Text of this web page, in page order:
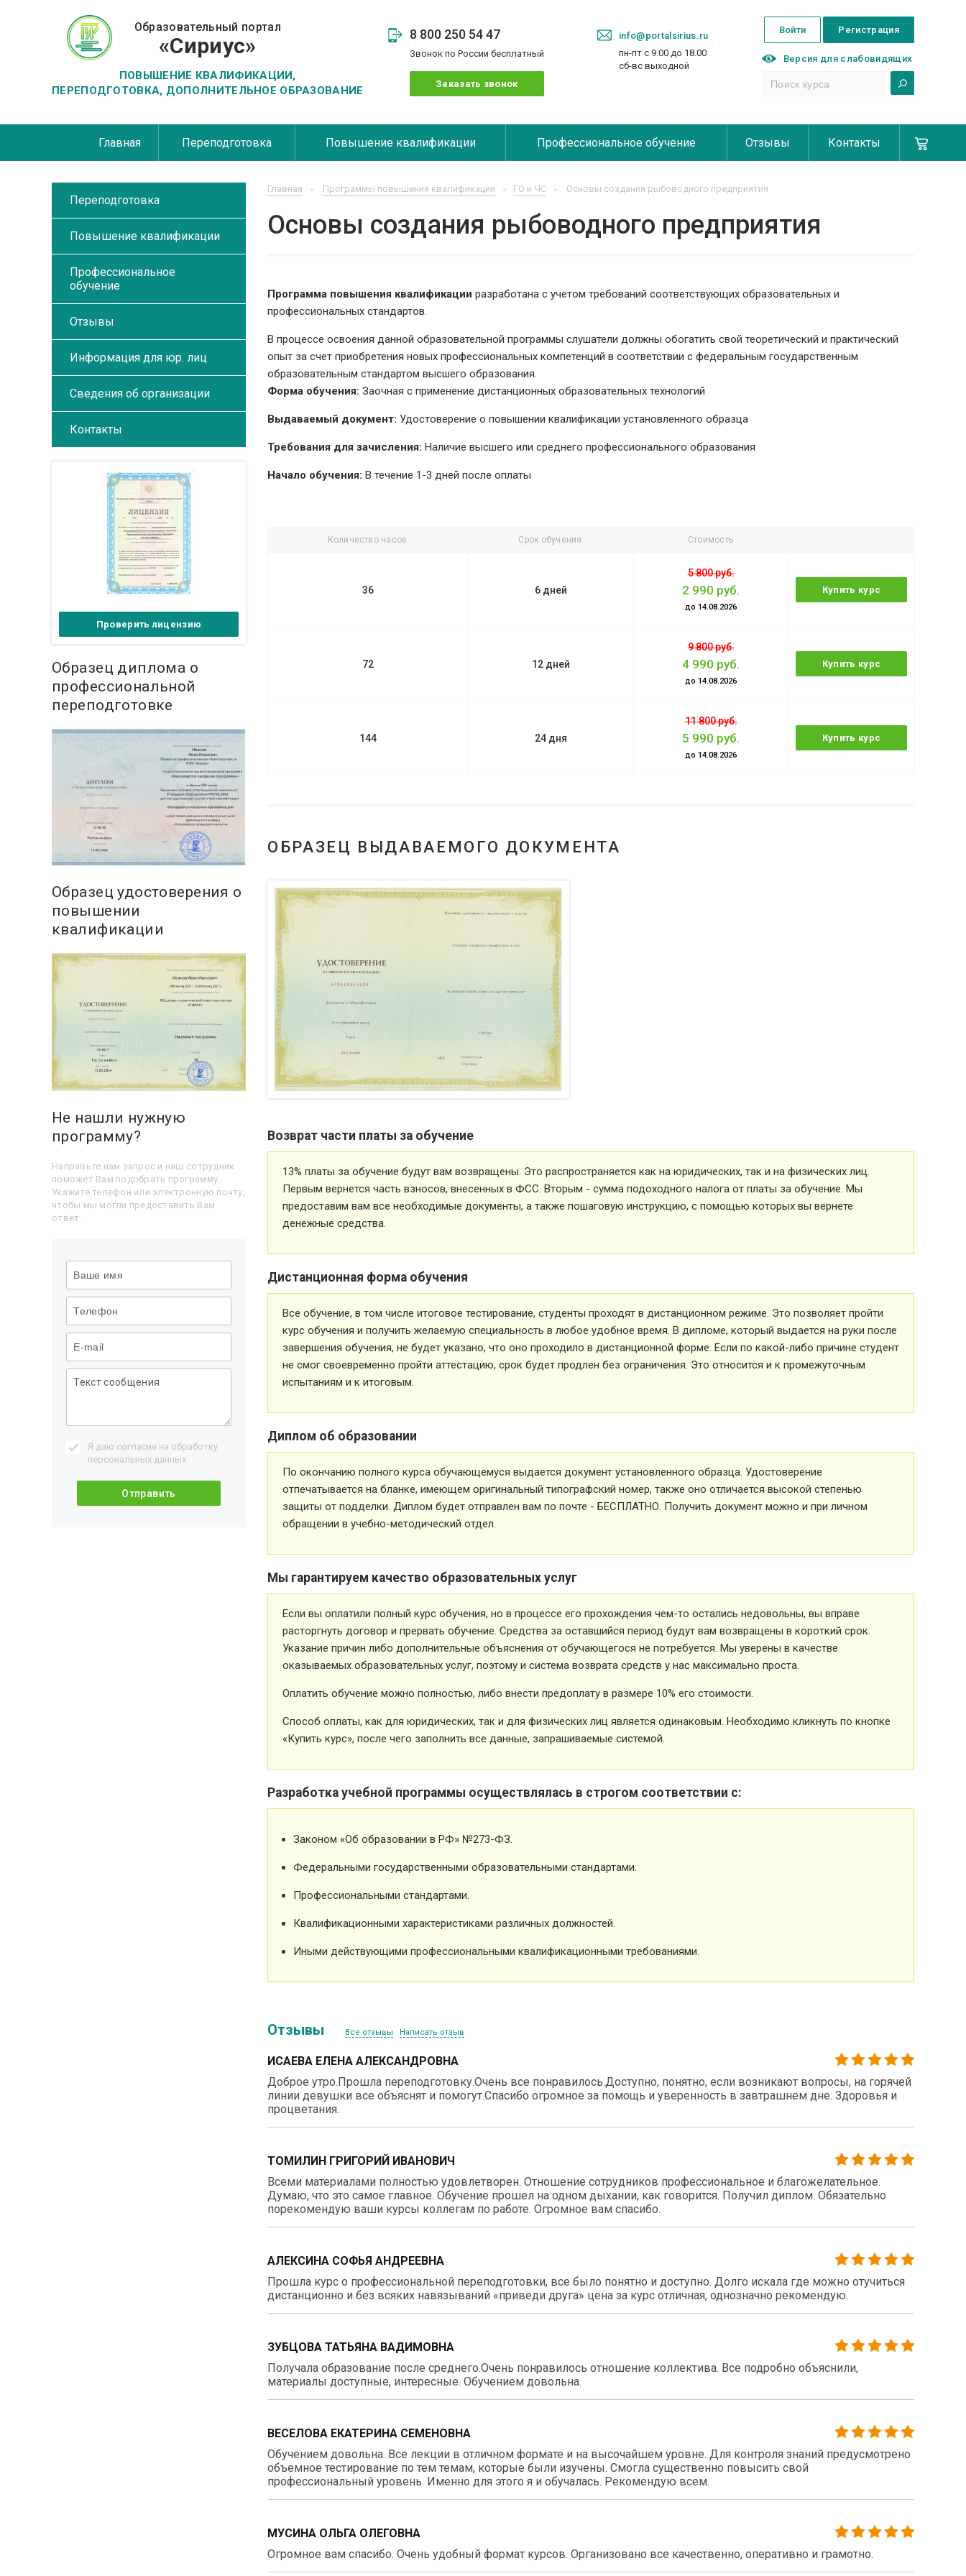
Образовательный портал
«Сириус»
ПОВЫШЕНИЕ КВАЛИФИКАЦИИ,
ПЕРЕПОДГОТОВКА, ДОПОЛНИТЕЛЬНОЕ ОБРАЗОВАНИЕ
8 800 250 54 47
Звонок по России бесплатный
Заказать звонок
info@portalsirius.ru
пн-пт с 9.00 до 18.00
сб-вс выходной
Регистрация
Войти
Версия для слабовидящих
Главная Переподготовка Повышение квалификации Профессиональное обучение Отзывы Контакты
Главная Программы повышения квалификации ГО и ЧС Основы создания рыбоводного предприятия
Основы создания рыбоводного предприятия
Программа повышения квалификации разработана с учетом требований соответствующих образовательных и
профессиональных стандартов.
В процессе освоения данной образовательной программы слушатели должны обогатить свой теоретический и практический
опыт за счет приобретения новых профессиональных компетенций в соответствии с федеральным государственным
образовательным стандартом высшего образования.
Форма обучения: Заочная с применение дистанционных образовательных технологий
Выдаваемый документ: Удостоверение о повышении квалификации установленного образца
Требования для зачисления: Наличие высшего или среднего профессионального образования
Начало обучения: В течение 1-3 дней после оплаты
Количество часов Срок обучения Стоимость
36 6 дней
5 800 руб.
2 990 руб.
до 14.08.2026
Купить курс
72 12 дней
9 800 руб.
4 990 руб.
до 14.08.2026
Купить курс
144 24 дня
11 800 руб.
5 990 руб.
до 14.08.2026
Купить курс
ОБРАЗЕЦ ВЫДАВАЕМОГО ДОКУМЕНТА
Возврат части платы за обучение
13% платы за обучение будут вам возвращены. Это распространяется как на юридических, так и на физических лиц.
Первым вернется часть взносов, внесенных в ФСС. Вторым - сумма подоходного налога от платы за обучение. Мы
предоставим вам все необходимые документы, а также пошаговую инструкцию, с помощью которых вы вернете
денежные средства.
Дистанционная форма обучения
Все обучение, в том числе итоговое тестирование, студенты проходят в дистанционном режиме. Это позволяет пройти
курс обучения и получить желаемую специальность в любое удобное время. В дипломе, который выдается на руки после
завершения обучения, не будет указано, что оно проходило в дистанционной форме. Если по какой-либо причине студент
не смог своевременно пройти аттестацию, срок будет продлен без ограничения. Это относится и к промежуточным
испытаниям и к итоговым.
Диплом об образовании
По окончанию полного курса обучающемуся выдается документ установленного образца. Удостоверение
отпечатывается на бланке, имеющем оригинальный типографский номер, также оно отличается высокой степенью
защиты от подделки. Диплом будет отправлен вам по почте - БЕСПЛАТНО. Получить документ можно и при личном
обращении в учебно-методический отдел.
Мы гарантируем качество образовательных услуг
Если вы оплатили полный курс обучения, но в процессе его прохождения чем-то остались недовольны, вы вправе
расторгнуть договор и прервать обучение. Средства за оставшийся период будут вам возвращены в короткий срок.
Указание причин либо дополнительные объяснения от обучающегося не потребуется. Мы уверены в качестве
оказываемых образовательных услуг, поэтому и система возврата средств у нас максимально проста.
Оплатить обучение можно полностью, либо внести предоплату в размере 10% его стоимости.
Способ оплаты, как для юридических, так и для физических лиц является одинаковым. Необходимо кликнуть по кнопке
«Купить курс», после чего заполнить все данные, запрашиваемые системой.
Разработка учебной программы осуществлялась в строгом соответствии с:
Законом «Об образовании в РФ» №273-ФЗ.
Федеральными государственными образовательными стандартами.
Профессиональными стандартами.
Квалификационными характеристиками различных должностей.
Иными действующими профессиональными квалификационными требованиями.
Отзывы Все отзывы Написать отзыв
ИСАЕВА ЕЛЕНА АЛЕКСАНДРОВНА
Доброе утро.Прошла переподготовку.Очень все понравилось.Доступно, понятно, если возникают вопросы, на горячей
линии девушки все объяснят и помогут.Спасибо огромное за помощь и уверенность в завтрашнем дне. Здоровья и
процветания.
ТОМИЛИН ГРИГОРИЙ ИВАНОВИЧ
Всеми материалами полностью удовлетворен. Отношение сотрудников профессиональное и благожелательное.
Думаю, что это самое главное. Обучение прошел на одном дыхании, как говорится. Получил диплом. Обязательно
порекомендую ваши курсы коллегам по работе. Огромное вам спасибо.
АЛЕКСИНА СОФЬЯ АНДРЕЕВНА
Прошла курс о профессиональной переподготовки, все было понятно и доступно. Долго искала где можно отучиться
дистанционно и без всяких навязываний «приведи друга» цена за курс отличная, однозначно рекомендую.
ЗУБЦОВА ТАТЬЯНА ВАДИМОВНА
Получала образование после среднего.Очень понравилось отношение коллектива. Все подробно объяснили,
материалы доступные, интересные. Обучением довольна.
ВЕСЕЛОВА ЕКАТЕРИНА СЕМЕНОВНА
Обучением довольна. Все лекции в отличном формате и на высочайшем уровне. Для контроля знаний предусмотрено
объемное тестирование по тем темам, которые были изучены. Смогла существенно повысить свой
профессиональный уровень. Именно для этого я и обучалась. Рекомендую всем.
МУСИНА ОЛЬГА ОЛЕГОВНА
Огромное вам спасибо. Очень удобный формат курсов. Организовано все качественно, оперативно и грамотно.
Переподготовка
Повышение квалификации
Профессиональное
обучение
Отзывы
Информация для юр. лиц
Сведения об организации
Контакты
Проверить лицензию
Образец диплома о
профессиональной
переподготовке
Образец удостоверения о
повышении
квалификации
Не нашли нужную
программу?
Направьте нам запрос и наш сотрудник
поможет Вам подобрать программу.
Укажите телефон или электронную почту,
чтобы мы могли предоставить Вам
ответ.
Я даю согласие на обработку
персональных данных